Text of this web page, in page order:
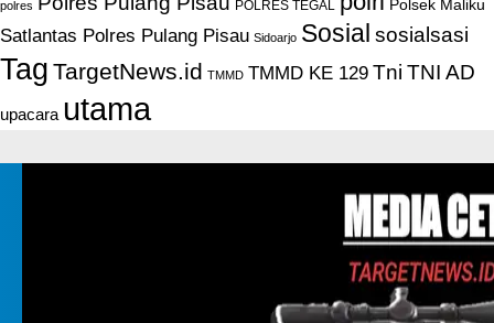
polres POLRES TEGAL Polsek Maliku
Satlantas Polres Pulang Pisau Sidoarjo Sosial sosialsasi
Tag TargetNews.id TMMD TMMD KE 129 Tni TNI AD
upacara utama